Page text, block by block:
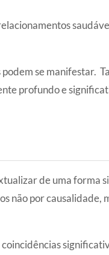
se manifestar.
profundo e
de uma forma
não por causalidade,